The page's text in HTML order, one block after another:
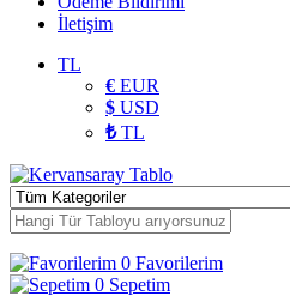
İletişim
TL
€ EUR
$ USD
₺TL
0 Favorilerim
0 Sepetim